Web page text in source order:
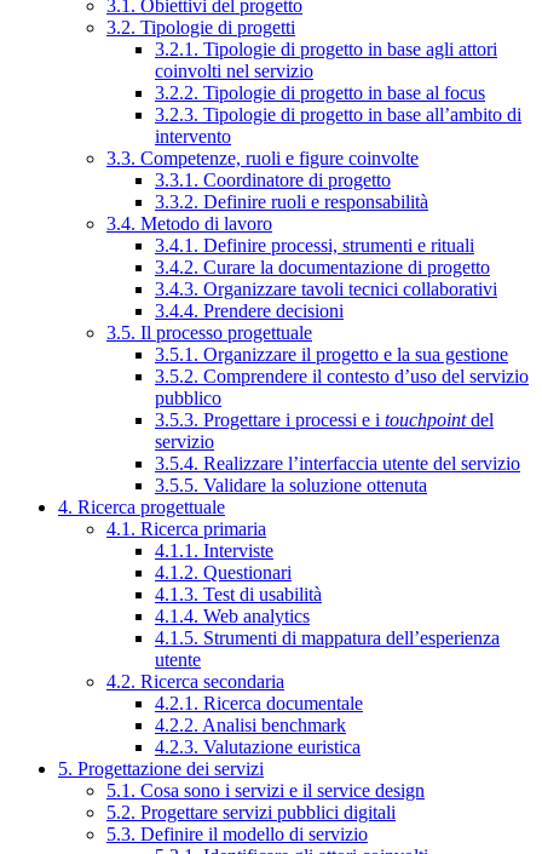
3.1. Obiettivi del progetto
3.2. Tipologie di progetti
3.2.1. Tipologie di progetto in base agli attori
coinvolti nel servizio
3.2.2. Tipologie di progetto in base al focus
3.2.3. Tipologie di progetto in base all’ambito di
intervento
3.3. Competenze, ruoli e figure coinvolte
3.3.1. Coordinatore di progetto
3.3.2. Definire ruoli e responsabilità
3.4. Metodo di lavoro
3.4.1. Definire processi, strumenti e rituali
3.4.2. Curare la documentazione di progetto
3.4.3. Organizzare tavoli tecnici collaborativi
3.4.4. Prendere decisioni
3.5. Il processo progettuale
3.5.1. Organizzare il progetto e la sua gestione
3.5.2. Comprendere il contesto d’uso del servizio
pubblico
3.5.3. Progettare i processi e i touchpointdel
servizio
3.5.4. Realizzare l’interfaccia utente del servizio
3.5.5. Validare la soluzione ottenuta
4. Ricerca progettuale
4.1. Ricerca primaria
4.1.1. Interviste
4.1.2. Questionari
4.1.3. Test di usabilità
4.1.4. Web analytics
4.1.5. Strumenti di mappatura dell’esperienza
utente
4.2. Ricerca secondaria
4.2.1. Ricerca documentale
4.2.2. Analisi benchmark
4.2.3. Valutazione euristica
5. Progettazione dei servizi
5.1. Cosa sono i servizi e il service design
5.2. Progettare servizi pubblici digitali
5.3. Definire il modello di servizio